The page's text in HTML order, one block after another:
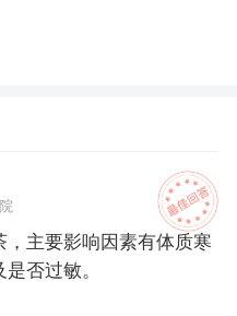
主要影响因素有体质寒
否过敏。